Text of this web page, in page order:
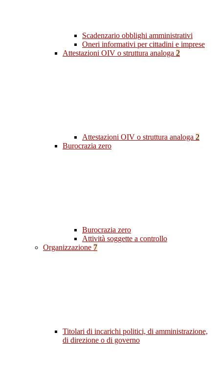
Scadenzario obblighi amministrativi
Oneri informativi per cittadini e imprese
Attestazioni OIV o struttura analoga 2
Attestazioni OIV o struttura analoga 2
Burocrazia zero
Burocrazia zero
Attività soggette a controllo
Organizzazione 7
Titolari di incarichi politici, di amministrazione,
di direzione o di governo